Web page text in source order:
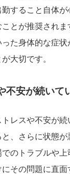
すること自体が
とが推奨され
た身体的な症状
大切です。
不安が続いて
レスや不安が
、さらに状態
のトラブルや
その問題に直